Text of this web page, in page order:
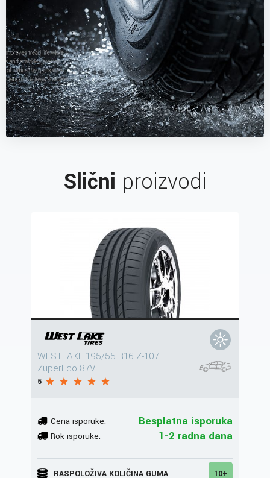
Slični proizvodi
WESTLAKE 195/55 R16 Z-107
ZuperEco 87V
5
Cena isporuke: Besplatna isporuka
Rok isporuke: 1-2 radna dana
RASPOLOŽIVA KOLIČINA GUMA 10+